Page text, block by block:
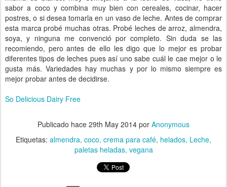
sabor a coco y combina muy bien con cereales, cocinar, hacer
postres, o si desea tomarla en un vaso de leche. Antes de comprar
esta marca probé muchas otras. Probé leches de arroz, almendra,
soya, y ninguna me convenció por completo. Sin duda se las
recomiendo, pero antes de ello les digo que lo mejor es probar
diferentes tipos de leches pues así uno sabe cuál le cae mejor o le
gusta más. Variedades hay muchas y por lo mismo siempre es
mejor probar antes de decidirse.
So Delicious Dairy Free
Publicado hace 29th May 2014 por Anonymous
Etiquetas: almendra coco crema para café helados Leche
paletas heladas vegana